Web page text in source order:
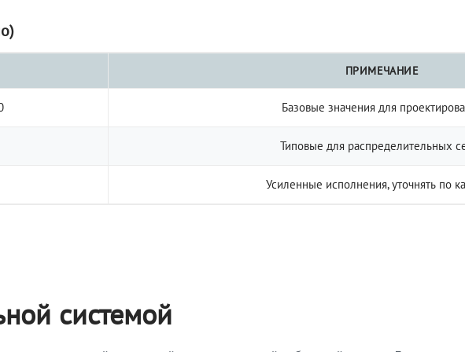
ПРИМЕЧАНИЕ
Базовые значения для
Типовые для распределительных
Усиленные исполнения, уточнять по
системой